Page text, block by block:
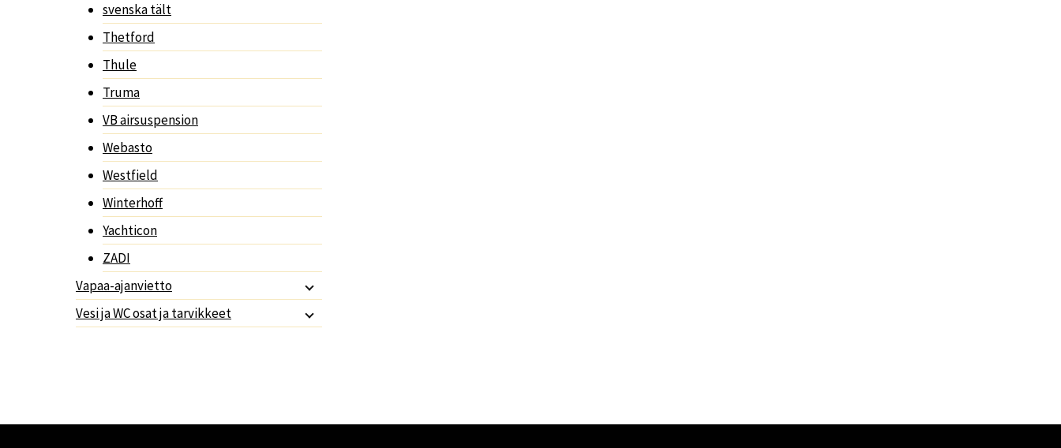
svenska tält
Thetford
Thule
Truma
VB airsuspension
Webasto
Westfield
Winterhoff
Yachticon
ZADI
Vapaa-ajanvietto
Vesi ja WC osat ja tarvikkeet